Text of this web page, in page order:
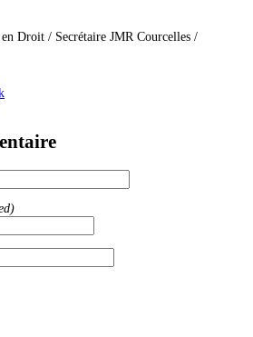
Droit / Secrétaire JMR Courcelles /